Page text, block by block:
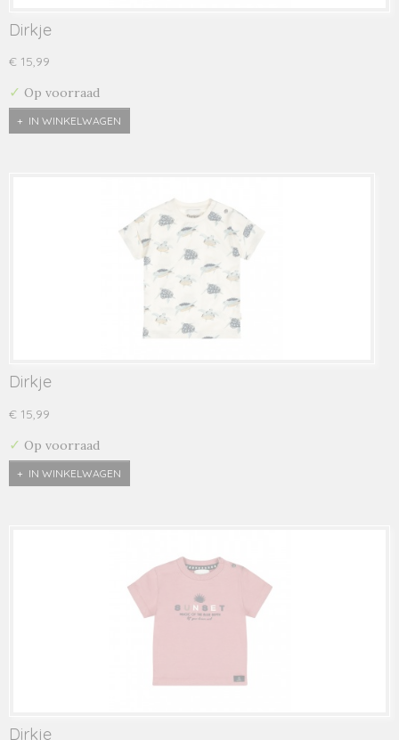
Dirkje
€ 15,99
✓ Op voorraad
IN WINKELWAGEN
Dirkje
€ 15,99
✓ Op voorraad
IN WINKELWAGEN
Dirkje